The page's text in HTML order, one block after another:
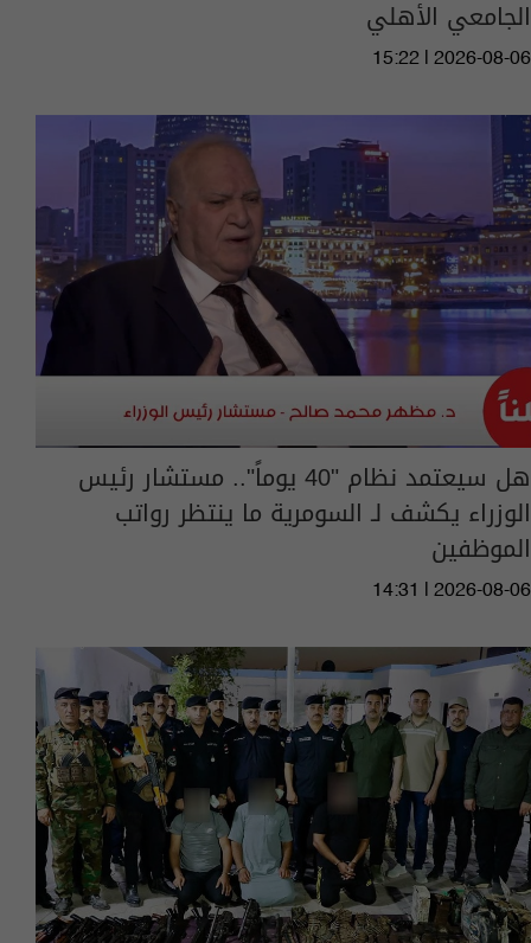
الجامعي الأهلي
15:22 | 2026-08-06
هل سيعتمد نظام "40 يوماً".. مستشار رئيس
الوزراء يكشف لـ السومرية ما ينتظر رواتب
الموظفين
14:31 | 2026-08-06